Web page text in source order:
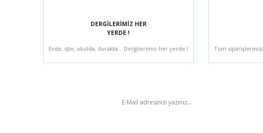
DERGİLERİMİZ HER
YERDE !
Evde, işte, okulda, durakta... Dergilerimiz her yerde ! Tüm siparişlerinizi